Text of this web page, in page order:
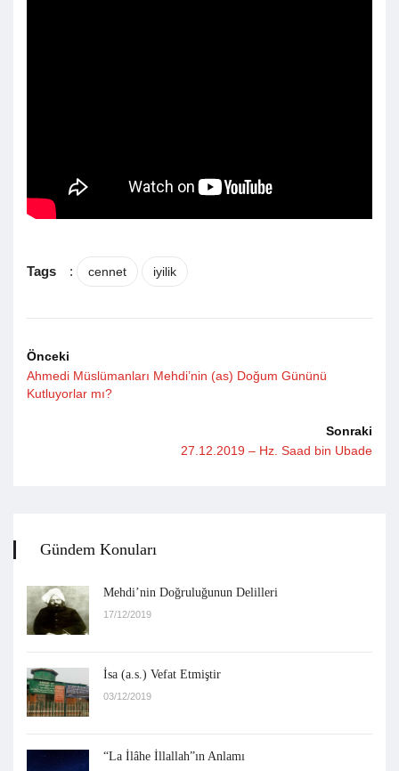
Tags : cennet iyilik
Önceki
Ahmedi Müslümanları Mehdi’nin (as) Doğum Gününü
Kutluyorlar mı?
Sonraki
27.12.2019 – Hz. Saad bin Ubade
Gündem Konuları
Mehdi’nin Doğruluğunun Delilleri
17/12/2019
İsa (a.s.) Vefat Etmiştir
03/12/2019
“La İlâhe İllallah”ın Anlamı